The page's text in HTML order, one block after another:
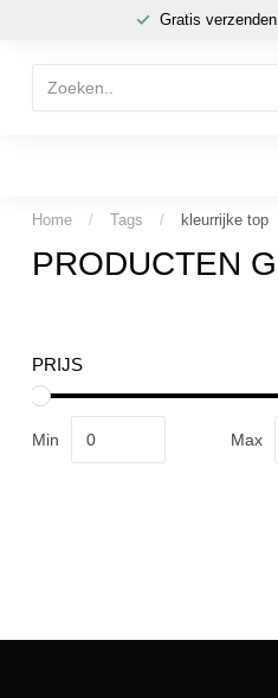
Gratis
Home / Tags / kleurrijke top
PRODUCTEN
PRIJS
Min Max